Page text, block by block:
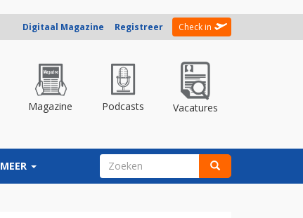
Digitaal Magazine Registreer Check in
Magazine Podcasts Vacatures
MEER ZOEKVELD